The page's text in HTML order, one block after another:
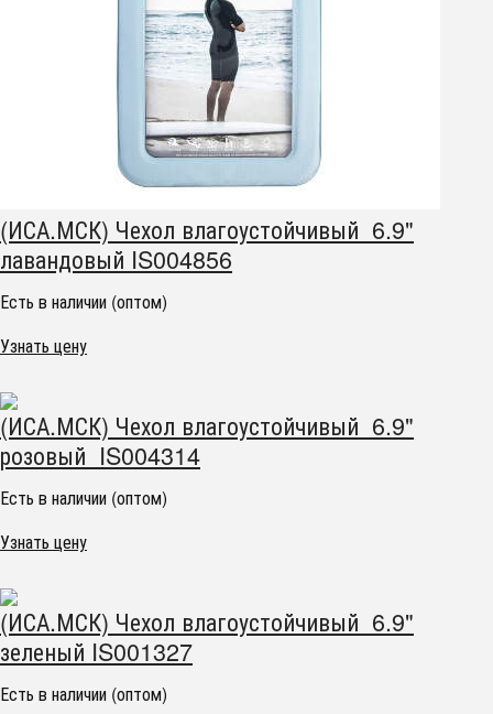
(ИСА.МСК) Чехол влагоустойчивый 6.9"
лавандовый IS004856
Есть в наличии (оптом)
Узнать цену
(ИСА.МСК) Чехол влагоустойчивый 6.9"
розовый IS004314
Есть в наличии (оптом)
Узнать цену
(ИСА.МСК) Чехол влагоустойчивый 6.9"
зеленый IS001327
Есть в наличии (оптом)